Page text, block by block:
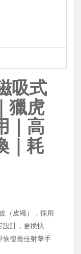
吸式
獵虎
｜高
｜耗
（皮繩），採用
設計，更換快
恢復最佳射擊手